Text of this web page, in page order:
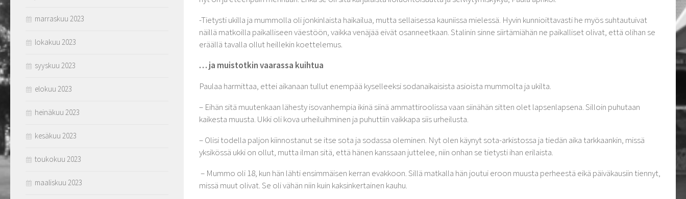
-Tietysti ukilla ja mummolla oli jonkinlaista haikailua, mutta sellaisessa kauniissa mielessä. Hyvin kunnioittavasti he myös suhtautuivat
näillä matkoilla paikalliseen väestöön, vaikka venäjää eivät osanneetkaan. Stalinin sinne siirtämiähän ne paikalliset olivat, että olihan se
eräällä tavalla ollut heillekin koettelemus.
… ja muistotkin vaarassa kuihtua
Paulaa harmittaa, ettei aikanaan tullut enempää kyselleeksi sodanaikaisista asioista mummolta ja ukilta.
– Eihän sitä muutenkaan lähesty isovanhempia ikinä siinä ammattiroolissa vaan siinähän sitten olet lapsenlapsena. Silloin puhutaan
kaikesta muusta. Ukki oli kova urheiluihminen ja puhuttiin vaikkapa siis urheilusta.
– Olisi todella paljon kiinnostanut se itse sota ja sodassa oleminen. Nyt olen käynyt sota-arkistossa ja tiedän aika tarkkaankin, missä
yksikössä ukki on ollut, mutta ilman sitä, että hänen kanssaan juttelee, niin onhan se tietysti ihan erilaista.
– Mummo oli 18, kun hän lähti ensimmäisen kerran evakkoon. Sillä matkalla hän joutui eroon muusta perheestä eikä päiväkausiin tiennyt,
missä muut olivat. Se oli vähän niin kuin kaksinkertainen kauhu.
marraskuu 2023
lokakuu 2023
syyskuu 2023
elokuu 2023
heinäkuu 2023
kesäkuu 2023
toukokuu 2023
maaliskuu 2023